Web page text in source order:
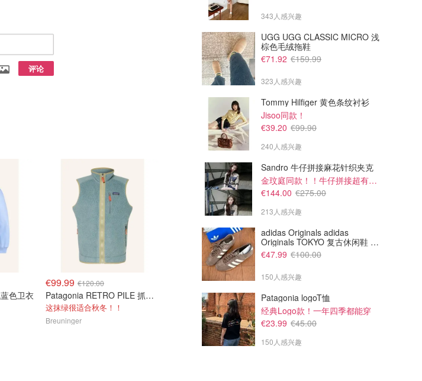
评论
色卫衣
€99.99 €120.00
Patagonia RETRO PILE 抓绒马甲 绿色
这抹绿很适合秋冬！！
Breuninger
€140.00
Patagonia R1 AIR 抓绒夹克 黑色
抓绒界的“轻量选手”~
Breuninger
€109.99
Patagonia R1 AIR 抓绒外套 橄
榄绿
Breuninger
343人感兴趣
UGG UGG CLASSIC MICRO 浅
棕色毛绒拖鞋
€71.92 €159.99
323人感兴趣
Tommy Hilfiger 黄色条纹衬衫
Jisoo同款！
€39.20 €99.90
240人感兴趣
Sandro 牛仔拼接麻花针织夹克
金玟庭同款！！牛仔拼接超有层次感
€144.00 €275.00
213人感兴趣
adidas Originals adidas
Originals TOKYO 复古休闲鞋 深
棕色
€47.99 €100.00
150人感兴趣
Patagonia logoT恤
经典Logo款！一年四季都能穿
€23.99 €45.00
150人感兴趣